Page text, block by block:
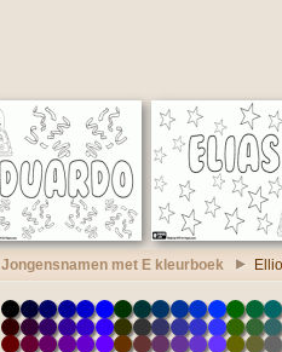
Jongensnamen met E kleurboek